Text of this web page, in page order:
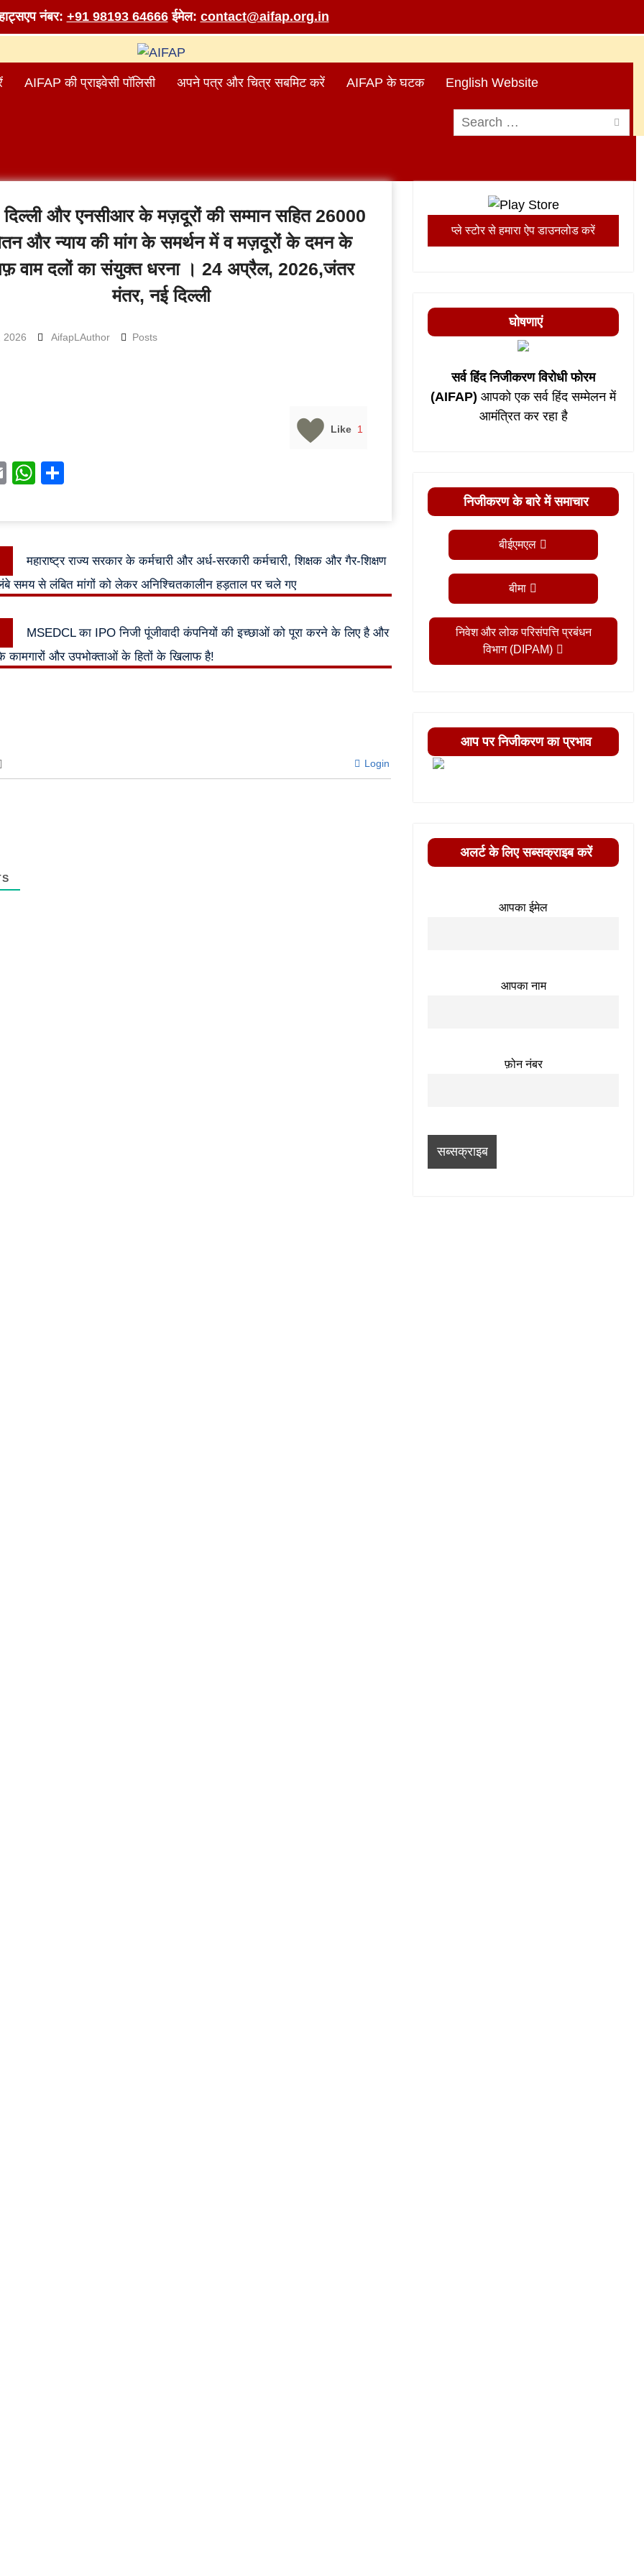
नंबर: +91 98193 64666 ईमेल: contact@aifap.org.in
AIFAP की प्राइवेसी पॉलिसी अपने पत्र और चित्र सबमिट करें AIFAP के घटक English Website
Search
for:
दिल्ली और एनसीआर के मज़दूरों की सम्मान सहित 26000
और न्याय की मांग के समर्थन में व मज़दूरों के दमन के
वाम दलों का संयुक्त धरना । 24 अप्रैल, 2026,जंतर
मंतर, नई दिल्ली
2026 AifapLAuthor Posts
Like 1
EmailWhatsApp
post:
महाराष्ट्र राज्य सरकार के कर्मचारी और अर्ध-सरकारी कर्मचारी, शिक्षक और गैर-शिक्षण
लंबे समय से लंबित मांगों को लेकर अनिश्चितकालीन हड़ताल पर चले गए
post:
MSEDCL का IPO निजी पूंजीवादी कंपनियों की इच्छाओं को पूरा करने के लिए है और
के कामगारों और उपभोक्ताओं के हितों के खिलाफ है!
Login
प्ले स्टोर से हमारा ऐप डाउनलोड करें
घोषणाएं
सर्व हिंद निजीकरण विरोधी फोरम
(AIFAP) आपको एक सर्व हिंद सम्मेलन में
आमंत्रित कर रहा है
निजीकरण के बारे में समाचार
बीईएमएल
बीमा
निवेश और लोक परिसंपत्ति प्रबंधन
विभाग (DIPAM)
आप पर निजीकरण का प्रभाव
अलर्ट के लिए सब्सक्राइब करें
आपका ईमेल
आपका नाम
फ़ोन नंबर